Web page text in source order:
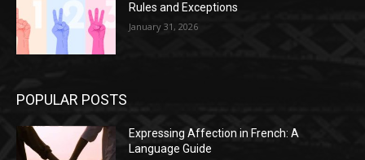
Rules and Exceptions
January 31, 2026
POPULAR POSTS
Expressing Affection in French: A
Language Guide